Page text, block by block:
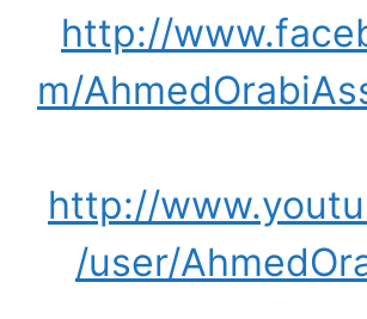
http://
m/
http://
/user/